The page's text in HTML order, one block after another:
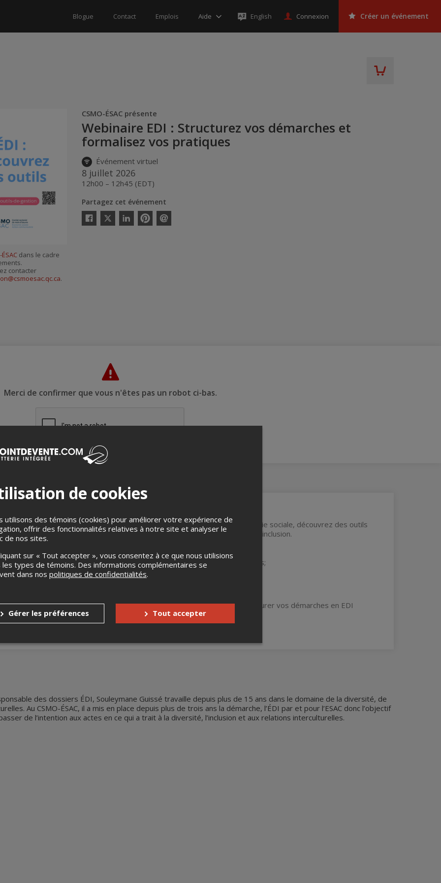
Blogue Contact Emplois Aide English Connexion Créer un événement
CSMO-ÉSAC présente
Webinaire EDI : Structurez vos démarches et
formalisez vos pratiques
Événement virtuel
8 juillet 2026
12h00 – 12h45 (EDT)
Partagez cet événement
Facebook
Twitter
LinkedinPinterestEnvoyer
dans le cadre
contacter
.
Merci de confirmer que vous n'êtes pas un robot ci-bas.
large diffusion consacrée aux résultats du laboratoire d’inclusion en économie sociale, découvrez des outils
le nouveau format de notre parcours de formation en équité, diversité et inclusion.
vous prendrez connaissance avec :
pour comprendre les enjeux d’inclusion dans les organisations collectives;
pour inspirer l’inclusion en ÉSAC
pour vous aider identifier vos dimensions d’inclusion
en 12 moisLe parcours de formation l’EDI par et pour l’ÉSAC pou structurer vos démarches en EDI
des dossiers ÉDI, Souleymane Guissé travaille depuis plus de 15 ans dans le domaine de la diversité, de
Au CSMO-ÉSAC, il a mis en place depuis plus de trois ans la démarche, l’ÉDI par et pour l’ESAC donc l’objectif
de l’intention aux actes en ce qui a trait à la diversité, l’inclusion et aux relations interculturelles.
de cookies
utilisons des témoins (cookies) pour améliorer votre expérience de
offrir des fonctionnalités relatives à notre site et analyser le
de nos sites.
sur « Tout accepter », vous consentez à ce que nous utilisions
les types de témoins. Des informations complémentaires se
dans nos politiques de confidentialités.
Gérer les préférences Tout accepter